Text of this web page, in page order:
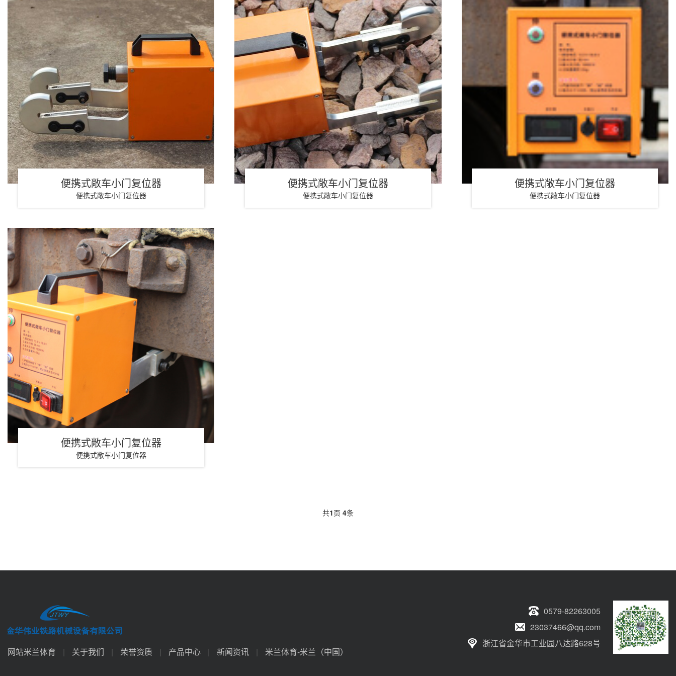
便携式敞车小门复位器
便携式敞车小门复位器
便携式敞车小门复位器
便携式敞车小门复位器
便携式敞车小门复位器
便携式敞车小门复位器
便携式敞车小门复位器
便携式敞车小门复位器
共1页 4条
0579-82263005
23037466@qq.com
浙江省金华市工业园八达路628号
网站米兰体育 | 关于我们 | 荣誉资质 | 产品中心 | 新闻资讯 | 米兰体育-米兰（中国）